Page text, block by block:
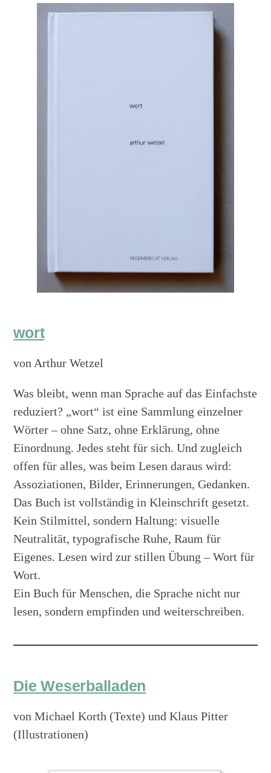
wort
von Arthur Wetzel
Was bleibt, wenn man Sprache auf das Einfachste
reduziert? „wort“ ist eine Sammlung einzelner
Wörter – ohne Satz, ohne Erklärung, ohne
Einordnung. Jedes steht für sich. Und zugleich
offen für alles, was beim Lesen daraus wird:
Assoziationen, Bilder, Erinnerungen, Gedanken.
Das Buch ist vollständig in Kleinschrift gesetzt.
Kein Stilmittel, sondern Haltung: visuelle
Neutralität, typografische Ruhe, Raum für
Eigenes. Lesen wird zur stillen Übung – Wort für
Wort.
Ein Buch für Menschen, die Sprache nicht nur
lesen, sondern empfinden und weiterschreiben.
Die Weserballaden
von Michael Korth (Texte) und Klaus Pitter
(Illustrationen)